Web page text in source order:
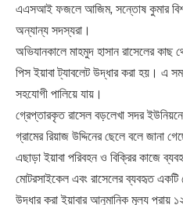
এএসআই ফজলে আজিম, সন্তোষ কুমার
অন্যান্য সদস্যরা।
অভিযানকালে মাহমুদ হাসান রাসেলের কাছ
পিস ইয়াবা ট্যাবলেট উদ্ধার করা হয়। এ
সহযোগী পালিয়ে যায়।
গ্রেপ্তারকৃত রাসেল বড়লেখা সদর
গ্রামের রিয়াজ উদ্দিনের ছেলে বলে জানা
এছাড়া ইয়াবা পরিবহন ও বিক্রির কাজে
মোটরসাইকেল এবং রাসেলের ব্যবহৃত
উদ্ধার করা ইয়াবার আনুমানিক মূল্য প্রায়